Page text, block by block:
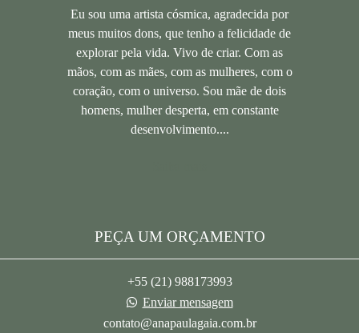
Eu sou uma artista cósmica, agradecida por
meus muitos dons, que tenho a felicidade de
explorar pela vida. Vivo de criar. Com as
mãos, com as mães, com as mulheres, com o
coração, com o universo. Sou mãe de dois
homens, mulher desperta, em constante
desenvolvimento....
PEÇA UM ORÇAMENTO
+55 (21) 988173993
Enviar mensagem
contato@anapaulagaia.com.br